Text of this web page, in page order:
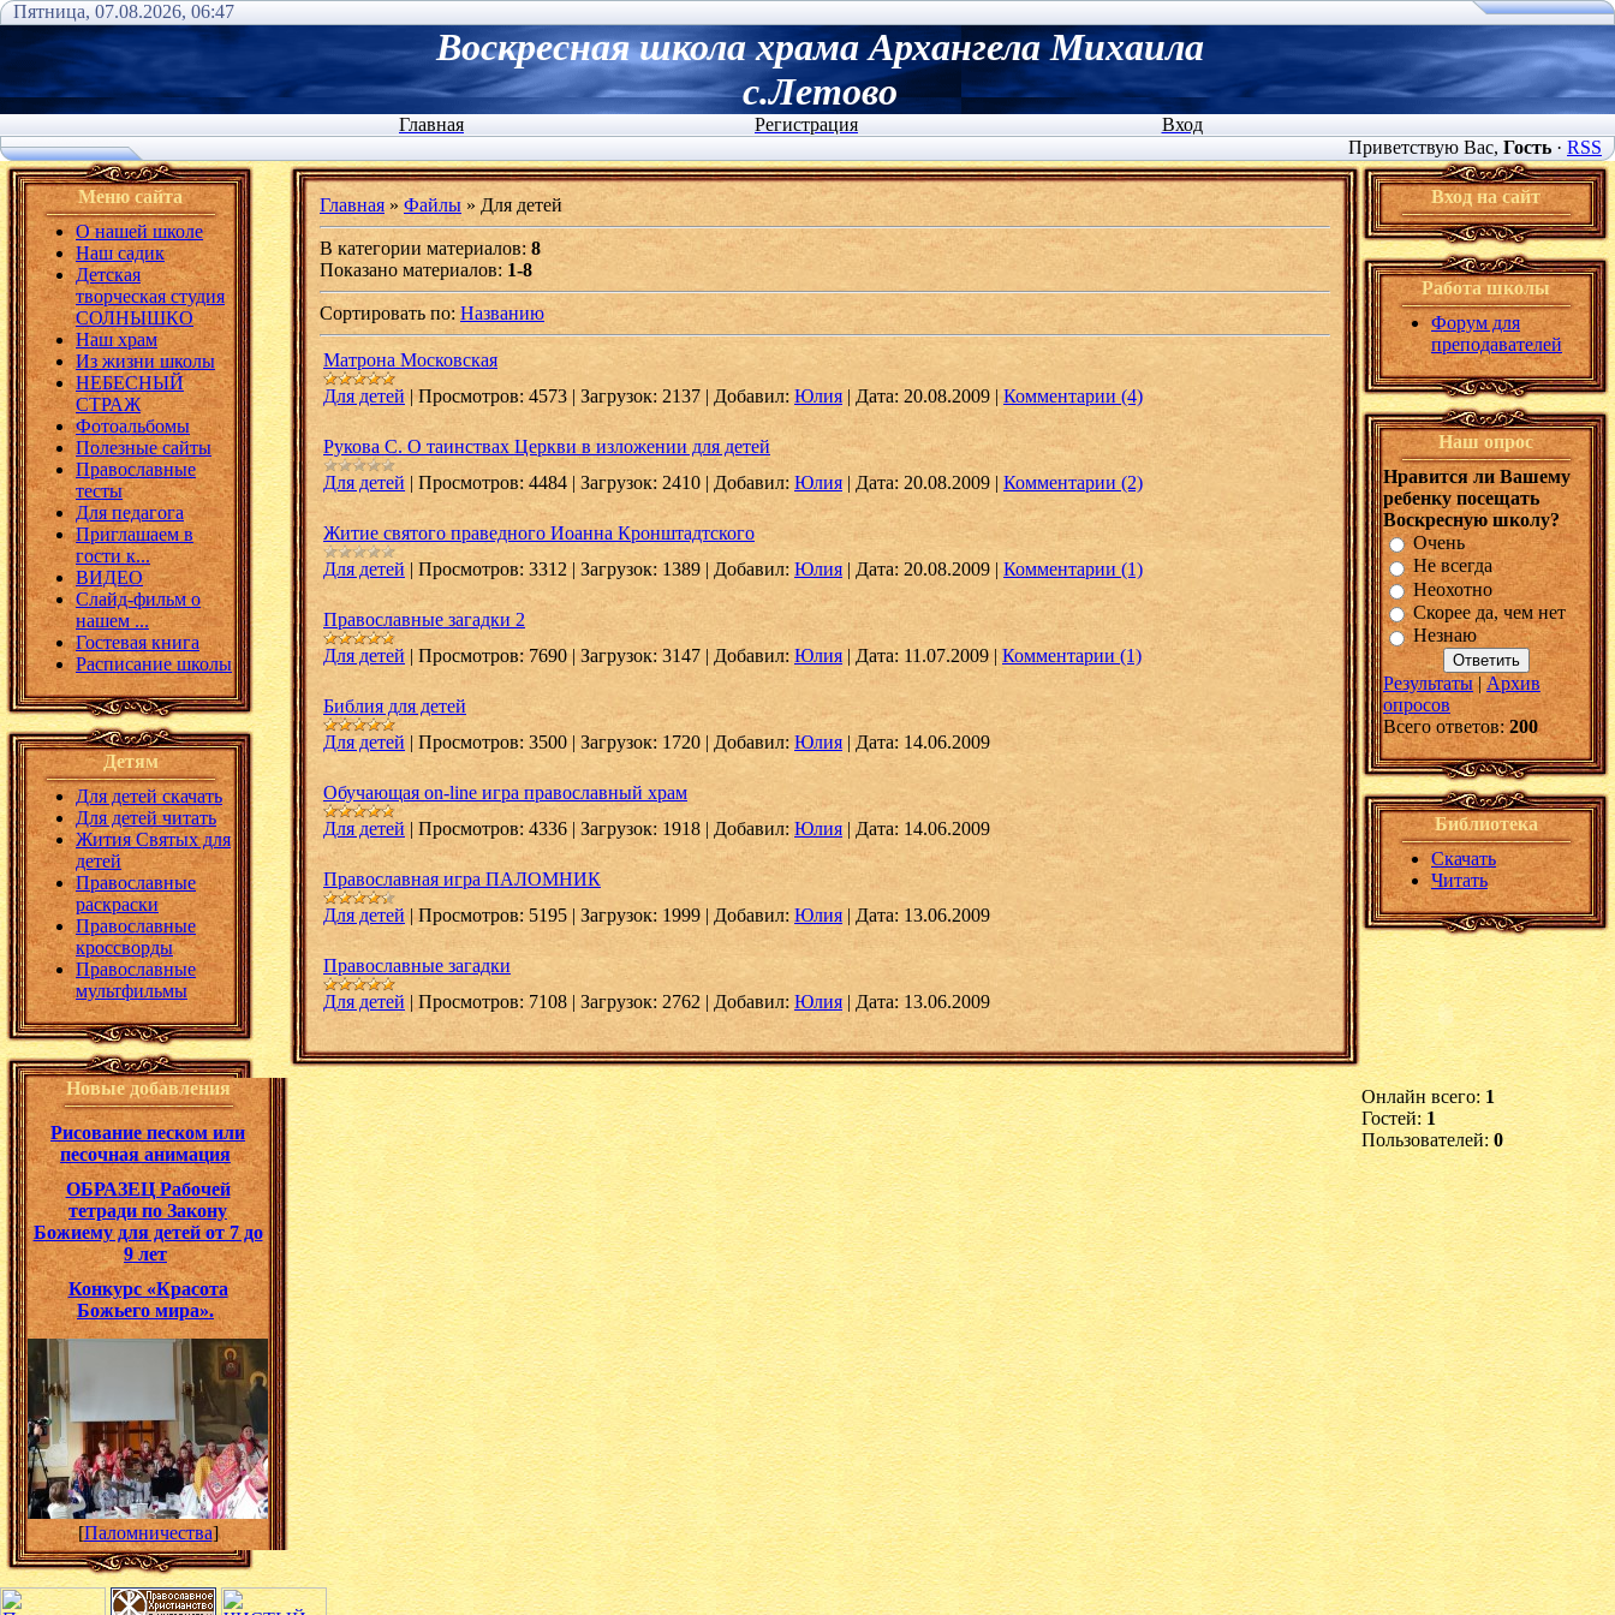
Пятница, 07.08.2026, 06:47
Воскресная школа храма Архангела Михаила
с.Летово
Главная Регистрация
Вход
Приветствую Вас, Гость· RSS
Меню сайта
О нашей школе
Наш садик
Детская
творческая студия
СОЛНЫШКО
Наш храм
Из жизни школы
НЕБЕСНЫЙ
СТРАЖ
Фотоальбомы
Полезные сайты
Православные
тесты
Для педагога
Приглашаем в
гости к...
ВИДЕО
Слайд-фильм о
нашем ...
Гостевая книга
Расписание школы
Детям
Для детей скачать
Для детей читать
Жития Святых для
детей
Православные
раскраски
Православные
кроссворды
Православные
мультфильмы
Новые добавления
Рисование песком или
песочная анимация
ОБРАЗЕЦ Рабочей
тетради по Закону
Божиему для детей от 7 до
9 лет
Конкурс «Красота
Божьего мира».
[Паломничества]
Главная » Файлы » Для детей
В категории материалов:8
Показано материалов: 1-8
Сортировать по: Названию
Матрона Московская
Для детей |Просмотров: 4573 | Загрузок: 2137 | Добавил: Юлия | Дата: 20.08.2009 | Комментарии (4)
Рукова С. О таинствах Церкви в изложении для детей
Для детей | Просмотров: 4484 | Загрузок: 2410 | Добавил: Юлия | Дата: 20.08.2009 | Комментарии (2)
Житие святого праведного Иоанна Кронштадтского
Для детей | Просмотров: 3312 | Загрузок: 1389 | Добавил: Юлия | Дата: 20.08.2009 | Комментарии (1)
Православные загадки 2
Для детей | Просмотров: 7690 |Загрузок: 3147 | Добавил: Юлия|Дата: 11.07.2009 | Комментарии (1)
Библия для детей
Для детей | Просмотров: 3500 | Загрузок: 1720 | Добавил: Юлия |Дата: 14.06.2009
Обучающая on-line игра православный храм
Для детей | Просмотров: 4336 | Загрузок: 1918 | Добавил: Юлия | Дата: 14.06.2009
Православная игра ПАЛОМНИК
Для детей | Просмотров: 5195 | Загрузок: 1999 | Добавил: Юлия | Дата: 13.06.2009
Православные загадки
Для детей | Просмотров: 7108 | Загрузок: 2762 | Добавил: Юлия | Дата: 13.06.2009
Вход на сайт
Работа школы
Форум для
преподавателей
Наш опрос
Нравится ли Вашему
ребенку посещать
Воскресную школу?
Очень
Не всегда
Неохотно
Скорее да, чем нет
Незнаю
Результаты|Архив
опросов
Всего ответов:200
Библиотека
Скачать
Читать
Онлайн всего:1
Гостей:1
Пользователей: 0